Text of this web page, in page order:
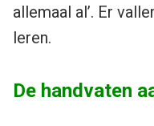
allemaal al’. Er
leren.
De handvaten